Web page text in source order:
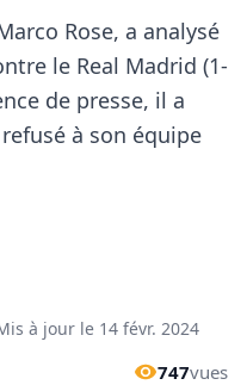
Rose, a analysé
le Real Madrid (1-
de presse, il a
à son équipe
à jour le 14 févr. 2024
747vues